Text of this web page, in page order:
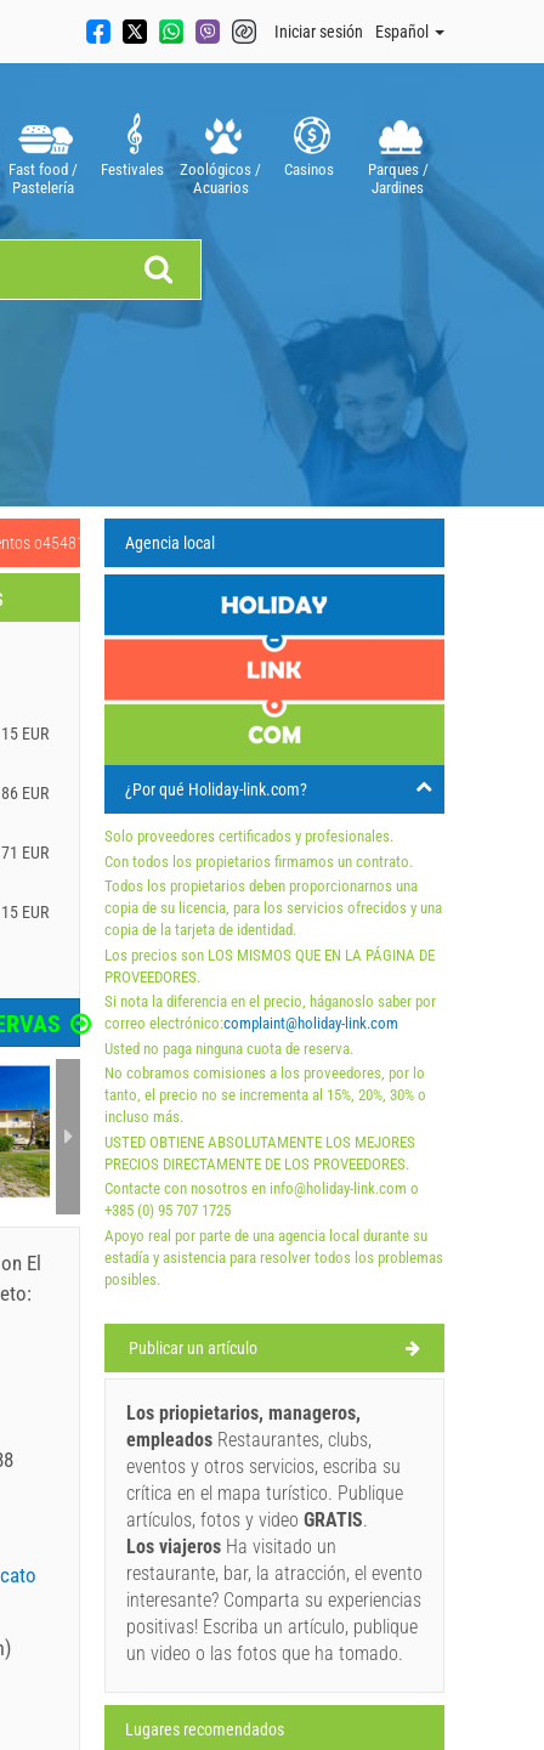
Iniciar sesión Español
Fast food /
Pastelería
Festivales
Zoológicos /
Acuarios
Casinos
Parques /
Jardines
o454818
EUR
EUR
EUR
EUR
El
Agencia local
¿Por qué Holiday-link.com?
Solo proveedores certificados y profesionales.
Con todos los propietarios firmamos un contrato.
Todos los propietarios deben proporcionarnos una
copia de su licencia, para los servicios ofrecidos y una
copia de la tarjeta de identidad.
Los precios son LOS MISMOS QUE EN LA PÁGINA DE
PROVEEDORES.
Si nota la diferencia en el precio, háganoslo saber por
correo electrónico:complaint@holiday-link.com
Usted no paga ninguna cuota de reserva.
No cobramos comisiones a los proveedores, por lo
tanto, el precio no se incrementa al 15%, 20%, 30% o
incluso más.
USTED OBTIENE ABSOLUTAMENTE LOS MEJORES
PRECIOS DIRECTAMENTE DE LOS PROVEEDORES.
Contacte con nosotros en info@holiday-link.com o
+385 (0) 95 707 1725
Apoyo real por parte de una agencia local durante su
estadía y asistencia para resolver todos los problemas
posibles.
Publicar un artículo
Los priopietarios, manageros,
empleados Restaurantes, clubs,
eventos y otros servicios, escriba su
crítica en el mapa turístico. Publique
artículos, fotos y video GRATIS.
Los viajeros Ha visitado un
restaurante, bar, la atracción, el evento
interesante? Comparta su experiencias
positivas! Escriba un artículo, publique
un video o las fotos que ha tomado.
Lugares recomendados